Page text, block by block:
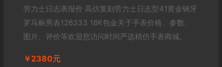
劳力士日志表报价 高仿复刻劳力士日志型41黄金钢牙
罗马标男表126333 18K包金关于手表价格、参数、
图片、评价等欢迎您访问时间严选精仿手表商城。
￥2380元